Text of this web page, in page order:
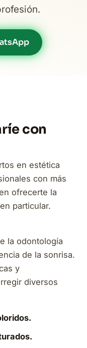
con
en estética
con más
ofrecerte la
particular.
la odontología
de la sonrisa.
y
diversos